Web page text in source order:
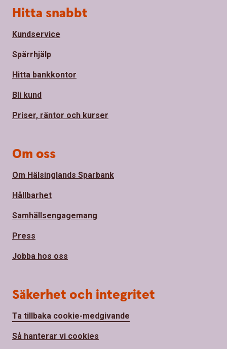
Sidfot
Hitta snabbt
Kundservice
Spärrhjälp
Hitta bankkontor
Bli kund
Priser, räntor och kurser
Om oss
Om Hälsinglands Sparbank
Hållbarhet
Samhällsengagemang
Press
Jobba hos oss
Säkerhet och integritet
Ta tillbaka cookie-medgivande
Så hanterar vi cookies